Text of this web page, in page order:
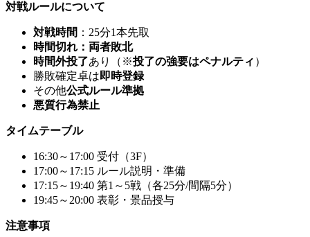
対戦ルールについて
対戦時間 ：25分1本先取
時間切れ：両者敗北
時間外投了あり（※投了の強要はペナルティ ）
勝敗確定卓は即時登録
その他公式ルール準拠
悪質行為禁止
タイムテーブル
16:30～17:00 受付（3F）
17:00～17:15 ルール説明・準備
17:15～19:40 第1～5戦（各25分/間隔5分）
19:45～20:00 表彰・景品授与
注意事項